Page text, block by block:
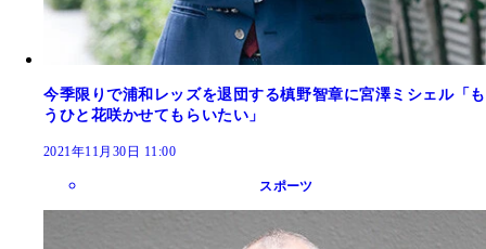
今季限りで浦和レッズを退団する槙野智章に宮澤ミシェル「も
うひと花咲かせてもらいたい」
2021年11月30日 11:00
スポーツ